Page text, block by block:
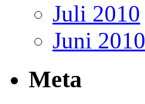
Juli 2010
Juni 2010
Meta